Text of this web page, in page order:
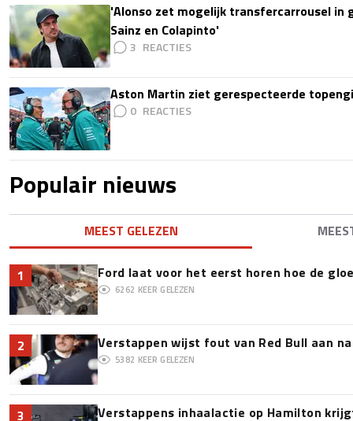
'Alonso zet mogelijk transfercarrousel in
Sainz en Colapinto'
3
Aston Martin ziet gerespecteerde
0
Populair nieuws
MEEST GELEZEN
1 Ford laat voor het eerst horen hoe de
6262 KEER GELEZEN
2 Verstappen wijst fout van Red Bull aan
5382 KEER GELEZEN
3 Verstappens inhaalactie op Hamilton